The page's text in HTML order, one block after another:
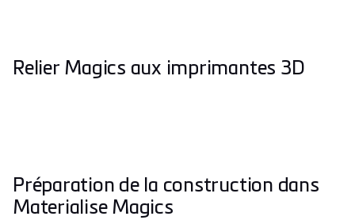
Relier Magics aux imprimantes 3D
Préparation de la construction dans
Materialise Magics